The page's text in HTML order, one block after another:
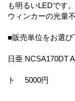
も明るいLEDです。
ウィンカーの光量
■販売単位をお選び
日亜
10
ト 5000円